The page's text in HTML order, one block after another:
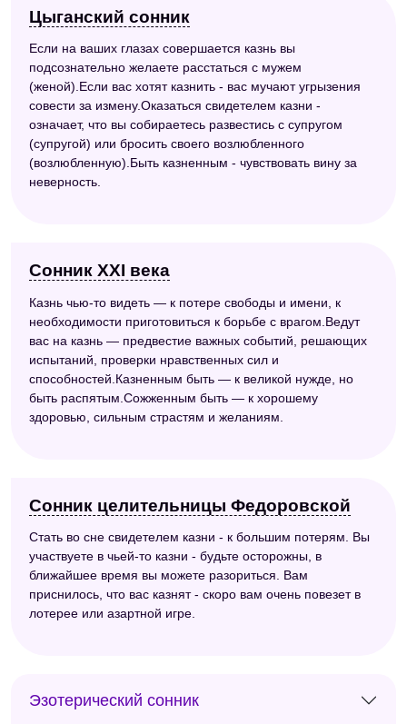
Цыганский сонник
Если на ваших глазах совершается казнь вы
подсознательно желаете расстаться с мужем
(женой).Если вас хотят казнить - вас мучают угрызения
совести за измену.Оказаться свидетелем казни -
означает, что вы собираетесь развестись с супругом
(супругой) или бросить своего возлюбленного
(возлюбленную).Быть казненным - чувствовать вину за
неверность.
Сонник XXI века
Казнь чью-то видеть — к потере свободы и имени, к
необходимости приготовиться к борьбе с врагом.Ведут
вас на казнь — предвестие важных событий, решающих
испытаний, проверки нравственных сил и
способностей.Казненным быть — к великой нужде, но
быть распятым.Сожженным быть — к хорошему
здоровью, сильным страстям и желаниям.
Сонник целительницы Федоровской
Стать во сне свидетелем казни - к большим потерям. Вы
участвуете в чьей-то казни - будьте осторожны, в
ближайшее время вы можете разориться. Вам
приснилось, что вас казнят - скоро вам очень повезет в
лотерее или азартной игре.
Эзотерический сонник